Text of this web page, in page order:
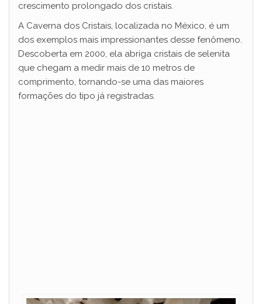
crescimento prolongado dos cristais.
A Caverna dos Cristais, localizada no México, é um
dos exemplos mais impressionantes desse fenômeno.
Descoberta em 2000, ela abriga cristais de selenita
que chegam a medir mais de 10 metros de
comprimento, tornando-se uma das maiores
formações do tipo já registradas.